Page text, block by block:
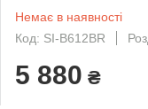
Немає в наявності
Код: SI-B612BR
5 880 ₴